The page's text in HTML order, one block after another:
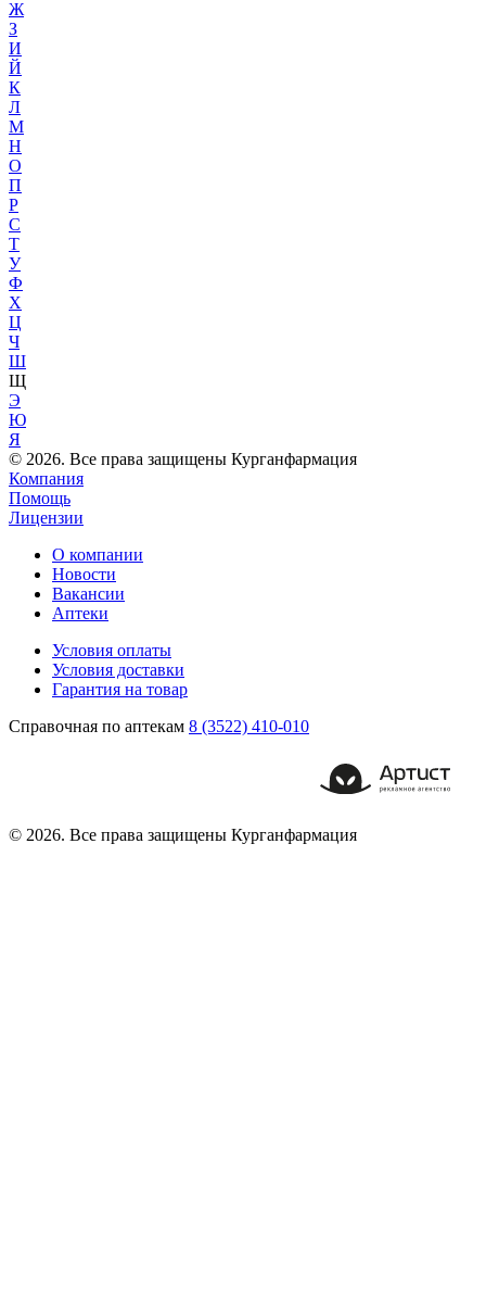
Ж
З
И
Й
К
Л
М
Н
О
П
Р
С
Т
У
Ф
Х
Ц
Ч
Ш
Щ
Э
Ю
Я
© 2026. Все права защищены Курганфармация
Компания
Помощь
Лицензии
О компании
Новости
Вакансии
Аптеки
Условия оплаты
Условия доставки
Гарантия на товар
Справочная по аптекам 8 (3522) 410-010
© 2026. Все права защищены Курганфармация